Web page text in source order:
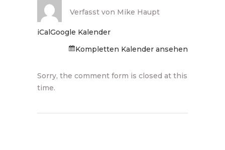
Verfasst von Mike Haupt
iCalGoogle Kalender
Kompletten Kalender ansehen
Sorry, the comment form is closed at this
time.